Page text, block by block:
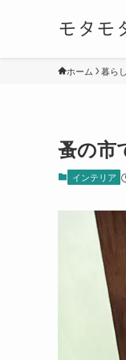
モタモ
ホーム 暮らし
蚤の市
インテリア